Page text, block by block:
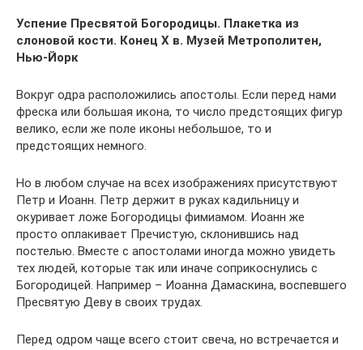
Успение Пресвятой Богородицы. Плакетка из
слоновой кости. Конец X в. Музей Метрополитен,
Нью-Йорк
Вокруг одра расположились апостолы. Если перед нами
фреска или большая икона, то число предстоящих фигур
велико, если же поле иконы небольшое, то и
предстоящих немного.
Но в любом случае на всех изображениях присутствуют
Петр и Иоанн. Петр держит в руках кадильницу и
окуривает ложе Богородицы фимиамом. Иоанн же
просто оплакивает Пречистую, склонившись над
постелью. Вместе с апостолами иногда можно увидеть
тех людей, которые так или иначе соприкоснулись с
Богородицей. Например – Иоанна Дамаскина, воспевшего
Пресвятую Деву в своих трудах.
Перед одром чаще всего стоит свеча, но встречается и